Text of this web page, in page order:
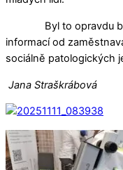
Byl to opravdu
informací od
sociálně patologických
Jana Straškrábová